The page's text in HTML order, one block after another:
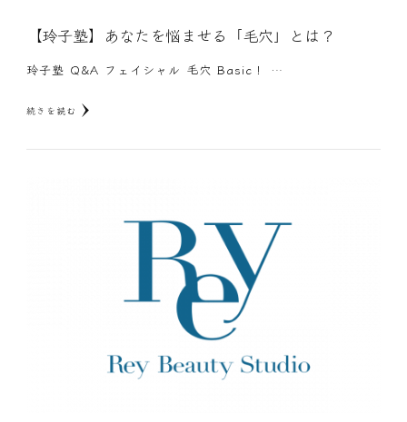
【玲子塾】あなたを悩ませる「毛穴」とは？
玲子塾 Q&A フェイシャル 毛穴 Basic！ …
続きを読む